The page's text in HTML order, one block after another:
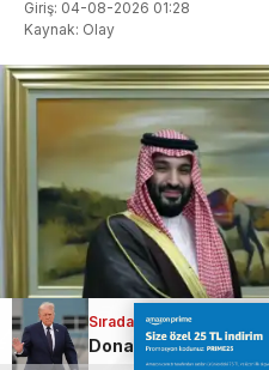
Sıradaki Haber
Trump: İran savaşı
Giriş: 04-08-2026 01:28
Kaynak: Olay
Sıradaki Haber